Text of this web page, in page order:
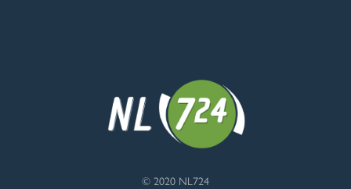
© 2020 NL724